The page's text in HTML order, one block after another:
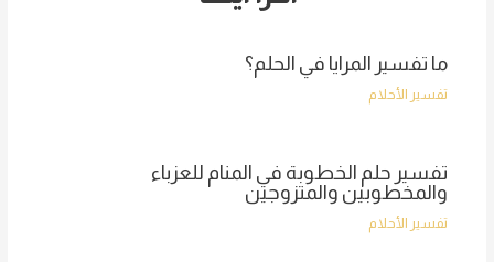
ما تفسير المرايا في الحلم؟
تفسير الأحلام
تفسير حلم الخطوبة في المنام للعزباء
والمخطوبين والمتزوجين
تفسير الأحلام